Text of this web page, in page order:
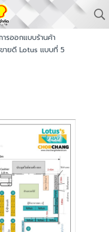
ารออกแบบร้านค้า
ายดี Lotus แบบที่ 5